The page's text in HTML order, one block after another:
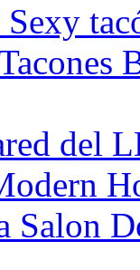
del
Salon